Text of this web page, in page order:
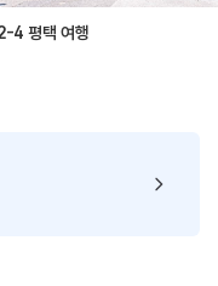
4 평택 여행